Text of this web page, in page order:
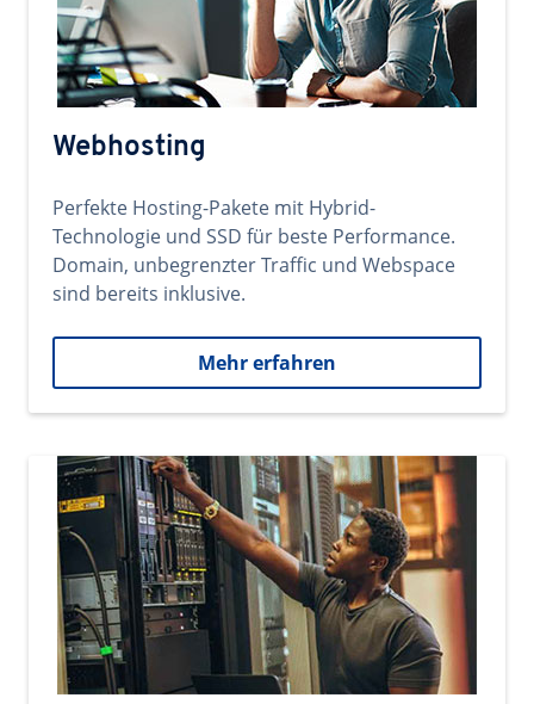
Webhosting
Perfekte Hosting-Pakete mit Hybrid-
Technologie und SSD für beste Performance.
Domain, unbegrenzter Traffic und Webspace
sind bereits inklusive.
Mehr erfahren